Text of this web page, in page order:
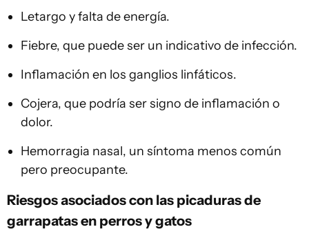
Letargo y falta de energía.
Fiebre, que puede ser un indicativo de infección.
Inflamación en los ganglios linfáticos.
Cojera, que podría ser signo de inflamación o
dolor.
Hemorragia nasal, un síntoma menos común
pero preocupante.
Riesgos asociados con las picaduras de
garrapatas en perros y gatos